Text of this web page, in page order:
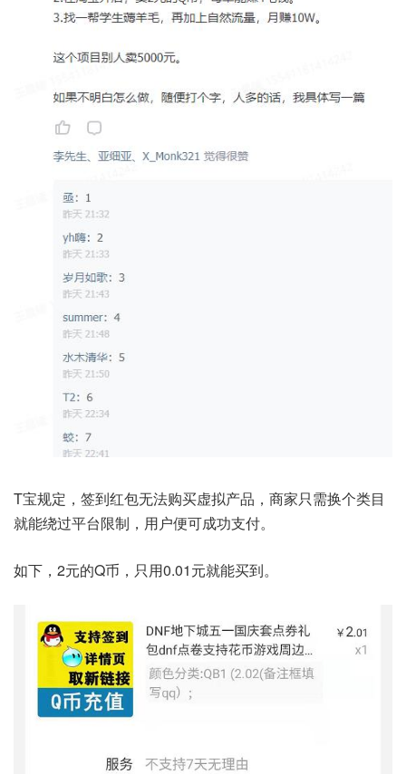
T宝规定，签到红包无法购买虚拟产品，商家只需换个类目
就能绕过平台限制，用户便可成功支付。
如下，2元的Q币，只用0.01元就能买到。